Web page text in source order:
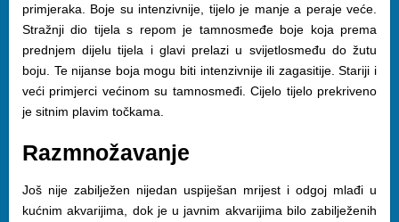
primjeraka. Boje su intenzivnije, tijelo je manje a peraje veće.
Stražnji dio tijela s repom je tamnosmeđe boje koja prema
prednjem dijelu tijela i glavi prelazi u svijetlosmeđu do žutu
boju. Te nijanse boja mogu biti intenzivnije ili zagasitije. Stariji i
veći primjerci većinom su tamnosmeđi. Cijelo tijelo prekriveno
je sitnim plavim točkama.
Razmnožavanje
Još nije zabilježen nijedan uspiješan mrijest i odgoj mlađi u
kućnim akvarijima, dok je u javnim akvarijima bilo zabilježenih